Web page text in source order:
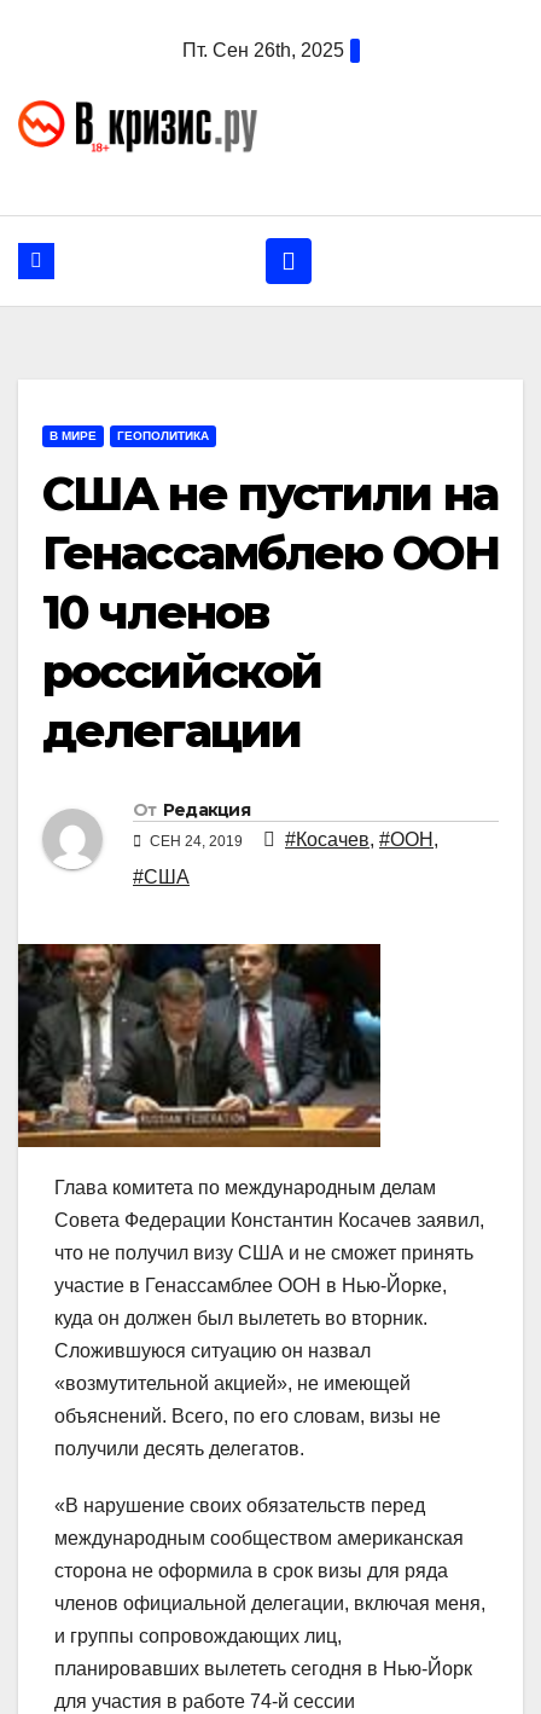
Пт. Сен 26th, 2025
В МИРЕ ГЕОПОЛИТИКА
США не пустили на
Генассамблею ООН
10 членов
российской
делегации
От Редакция
СЕН 24, 2019 #Косачев, #ООН ,
#США
Глава комитета по международным делам
Совета Федерации Константин Косачев заявил,
что не получил визу США и не сможет принять
участие в Генассамблее ООН в Нью-Йорке,
куда он должен был вылететь во вторник.
Сложившуюся ситуацию он назвал
«возмутительной акцией», не имеющей
объяснений. Всего, по его словам, визы не
получили десять делегатов.
«В нарушение своих обязательств перед
международным сообществом американская
сторона не оформила в срок визы для ряда
членов официальной делегации, включая меня,
и группы сопровождающих лиц,
планировавших вылететь сегодня в Нью-Йорк
для участия в работе 74-й сессии